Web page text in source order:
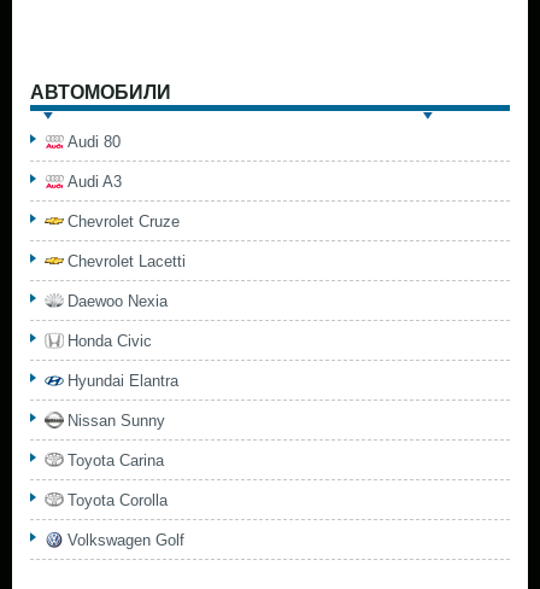
АВТОМОБИЛИ
Audi 80
Audi A3
Chevrolet Cruze
Chevrolet Lacetti
Daewoo Nexia
Honda Civic
Hyundai Elantra
Nissan Sunny
Toyota Carina
Toyota Corolla
Volkswagen Golf